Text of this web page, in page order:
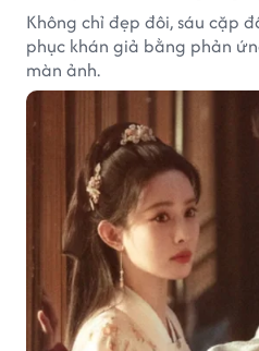
Không chỉ đẹp đôi, sáu cặp
phục khán giả bằng phản
màn ảnh.